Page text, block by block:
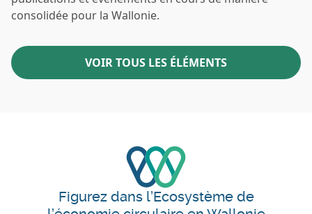
consolidée pour la Wallonie.
VOIR TOUS LES ÉLÉMENTS
Figurez dans l’Ecosystème de